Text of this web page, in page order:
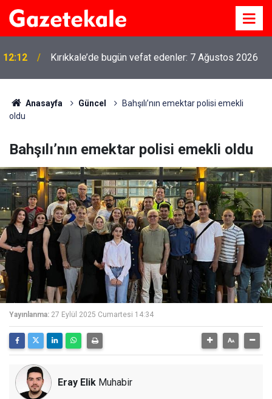
12:12 Kırıkkale’de bugün vefat edenler: 7 Ağustos 2026
Anasayfa Güncel
Bahşılı’nın emektar polisi emekli
oldu
Bahşılı’nın emektar polisi emekli oldu
Yayınlanma: 27 Eylül 2025 Cumartesi 14:34
Eray Elik Muhabir